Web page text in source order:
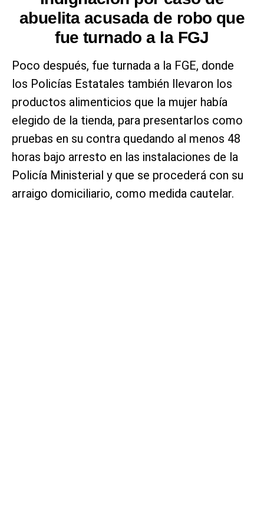
abuelita acusada de robo que
fue turnado a la FGJ
Poco después, fue turnada a la FGE, donde
los Policías Estatales también llevaron los
productos alimenticios que la mujer había
elegido de la tienda, para presentarlos como
pruebas en su contra quedando al menos 48
horas bajo arresto en las instalaciones de la
Policía Ministerial y que se procederá con su
arraigo domiciliario, como medida cautelar.